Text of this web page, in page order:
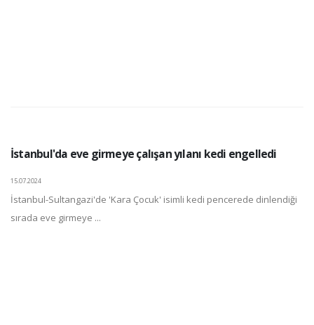
İstanbul'da eve girmeye çalışan yılanı kedi engelledi
15.07.2024
İstanbul-Sultangazi'de 'Kara Çocuk' isimli kedi pencerede dinlendiği
sırada eve girmeye ...